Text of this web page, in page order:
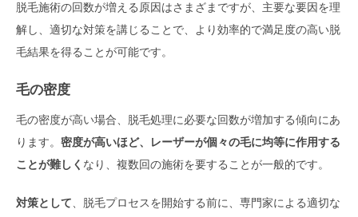
脱毛施術の回数が増える原因はさまざまですが、主要な要因を理
解し、適切な対策を講じることで、より効率的で満足度の高い脱
毛結果を得ることが可能です。
毛の密度
毛の密度が高い場合、脱毛処理に必要な回数が増加する傾向にあ
ります。 密度が高いほど、レーザーが個々の毛に均等に作用する
ことが難しく なり、複数回の施術を要することが一般的です。
対策として 、脱毛プロセスを開始する前に、専門家による適切な